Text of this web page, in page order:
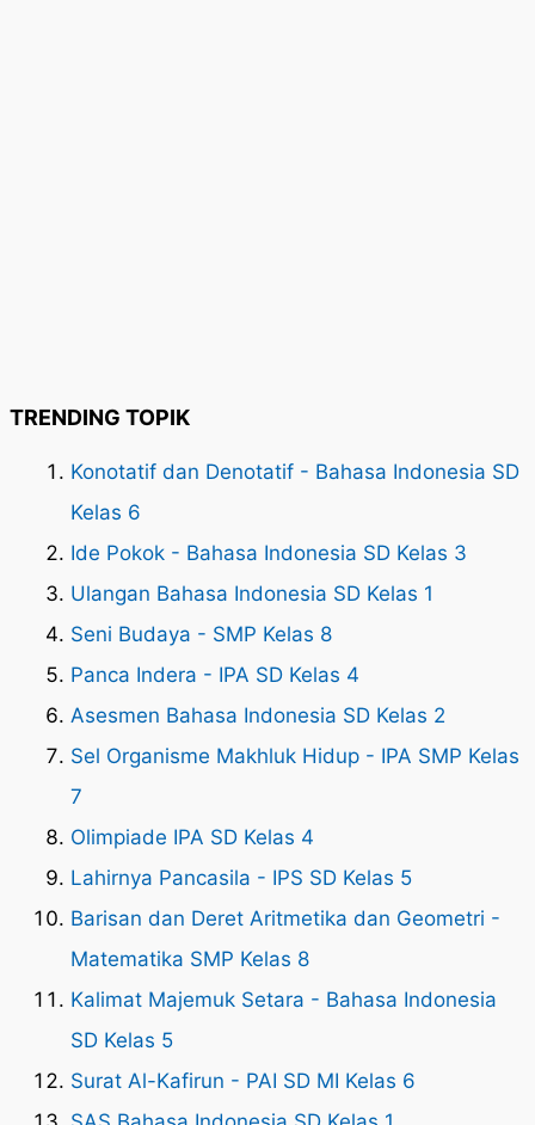
TRENDING TOPIK
Konotatif dan Denotatif - Bahasa Indonesia SD
Kelas 6
Ide Pokok - Bahasa Indonesia SD Kelas 3
Ulangan Bahasa Indonesia SD Kelas 1
Seni Budaya - SMP Kelas 8
Panca Indera - IPA SD Kelas 4
Asesmen Bahasa Indonesia SD Kelas 2
Sel Organisme Makhluk Hidup - IPA SMP Kelas
7
Olimpiade IPA SD Kelas 4
Lahirnya Pancasila - IPS SD Kelas 5
Barisan dan Deret Aritmetika dan Geometri -
Matematika SMP Kelas 8
Kalimat Majemuk Setara - Bahasa Indonesia
SD Kelas 5
Surat Al-Kafirun - PAI SD MI Kelas 6